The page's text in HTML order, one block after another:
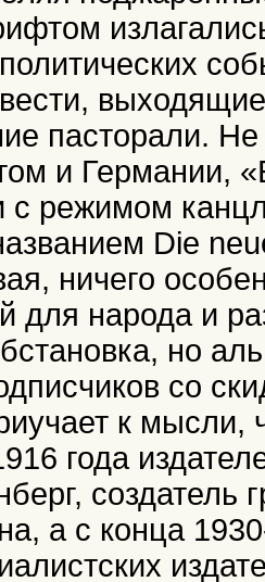
пасторали.
и Германии,
с режимом
Die
ничего
для народа и
но
со
к мысли,
года
создатель
а с конца